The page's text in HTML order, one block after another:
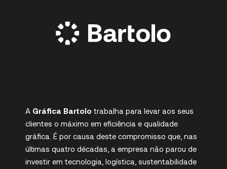
A Gráfica Bartolo trabalha para levar aos seus
clientes o máximo em eficiência e qualidade
gráfica. É por causa deste compromisso que, nas
últimas quatro décadas, a empresa não parou de
investir em tecnologia, logística, sustentabilidade